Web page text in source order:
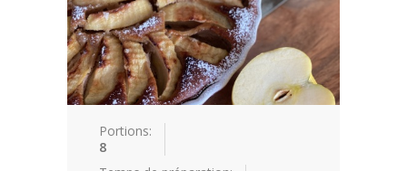
Blog
Conseils nutritionnels
Trucs et astuces
Portions:
8